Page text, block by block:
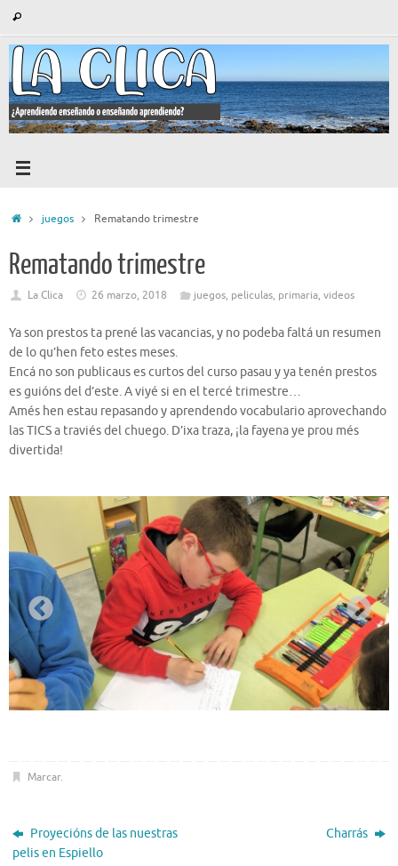
contenido
Buscar
Iniciojuegos Rematando trimestre
Rematando trimestre
La Clica 26 marzo, 2018 juegos, peliculas, primaria, videos
Ya son prestos ta prené las vacancias, y no podeba faltá un resumen
de lo qu’hen feto estes meses.
Encá no son publicaus es curtos del curso pasau y ya tenén prestos
es guións del d’este. A viyé si en el tercé trimestre…
Amés hen estau repasando y aprendendo vocabulario aprovechando
las TICS a traviés del chuego. D’ixa traza, ¡la fayena ye prou més
divertida!
Marcar.
Proyecións de las nuestras
pelis en Espiello
Charrás